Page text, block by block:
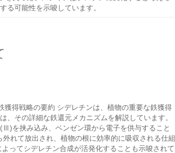
る可能性を示唆しています。
得戦略の要約 シデレチンは、植物の重要な鉄獲得
その詳細な鉄還元メカニズムを解説しています。
を挟み込み、ベンゼン環から電子を供与すること
れて放出され、植物の根に効率的に吸収される仕組
ってシデレチン合成が活発化することも示唆されて